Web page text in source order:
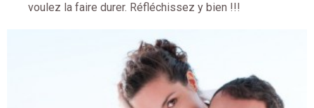
voulez la faire durer. Réfléchissez y bien !!!